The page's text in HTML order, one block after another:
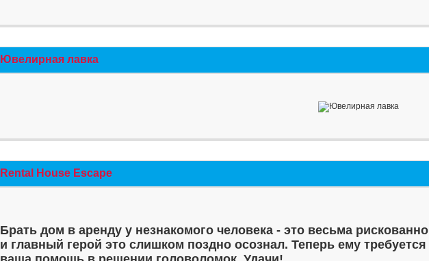
Ювелирная лавка
Rental House Escape
Брать дом в аренду у незнакомого человека - это весьма рискованно
и главный герой это слишком поздно осознал. Теперь ему требуется